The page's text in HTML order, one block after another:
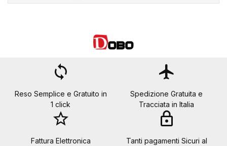
loop
Reso Semplice e Gratuito in
1 click
flight
Spedizione Gratuita e
Tracciata in Italia
star_border
Fattura Elettronica
lock
Tanti pagamenti Sicuri al